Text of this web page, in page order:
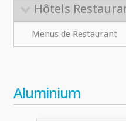
Hôtels
Menus de Restaurant
Aluminium